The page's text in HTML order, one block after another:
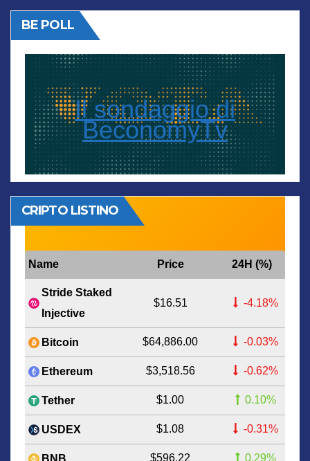
BE POLL
Il sondaggio di
BeconomyTv
CRIPTO LISTINO
Name Price 24H (%)
Stride Staked
Injective
$16.51 -4.18%
Bitcoin $64,886.00 -0.03%
Ethereum $3,518.56 -0.62%
Tether $1.00 0.10%
USDEX $1.08 -0.31%
BNB $596.22 0.29%